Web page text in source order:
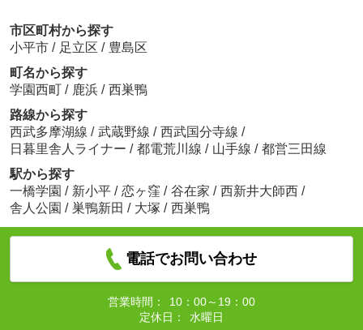
市区町村から探す
小平市 / 足立区 / 豊島区
町名から探す
学園西町 / 鹿浜 / 西巣鴨
路線から探す
西武多摩湖線 / 武蔵野線 / 西武国分寺線 /
日暮里舎人ライナー / 都電荒川線 / 山手線 / 都営三田線
駅から探す
一橋学園 / 新小平 / 恋ヶ窪 / 谷在家 / 西新井大師西 /
舎人公園 / 巣鴨新田 / 大塚 / 西巣鴨
電話でお問い合わせ
営業時間：
10：00～19：00
定休日：
水曜日